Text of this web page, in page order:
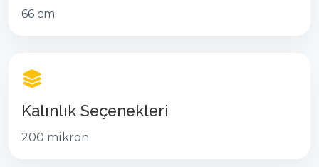
66 cm
Kalınlık Seçenekleri
200 mikron